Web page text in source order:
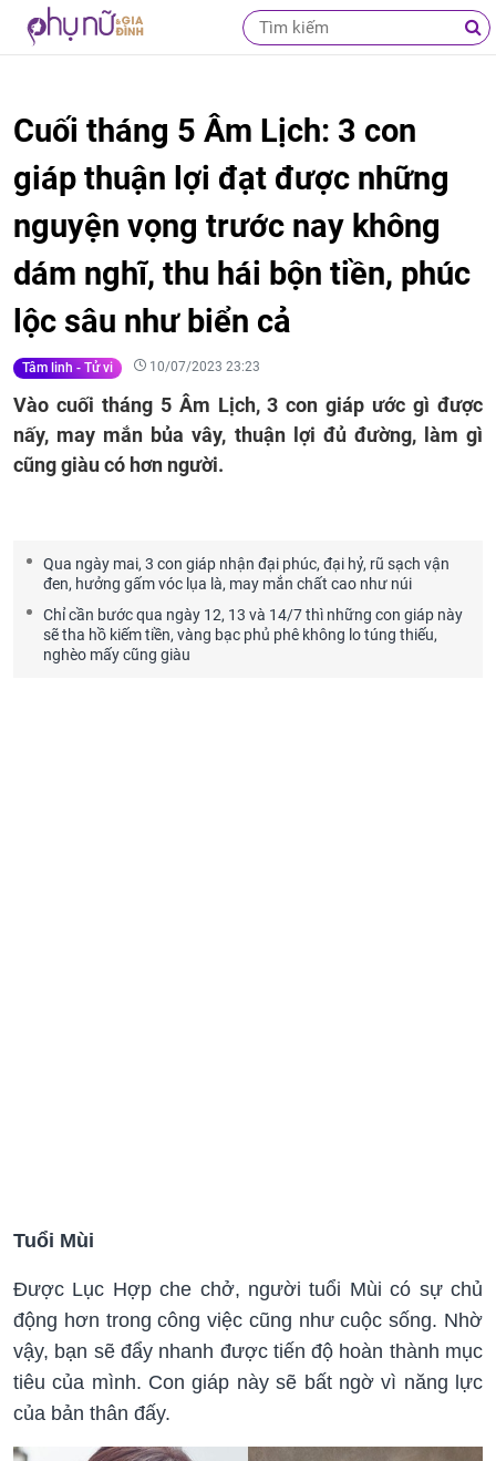
Cuối tháng 5 Âm Lịch: 3 con
giáp thuận lợi đạt được những
nguyện vọng trước nay không
dám nghĩ, thu hái bộn tiền, phúc
lộc sâu như biển cả
Tâm linh - Tử vi 10/07/2023 23:23
Vào cuối tháng 5 Âm Lịch, 3 con giáp ước gì được
nấy, may mắn bủa vây, thuận lợi đủ đường, làm gì
cũng giàu có hơn người.
Qua ngày mai, 3 con giáp nhận đại phúc, đại hỷ, rũ sạch vận
đen, hưởng gấm vóc lụa là, may mắn chất cao như núi
Chỉ cần bước qua ngày 12, 13 và 14/7 thì những con giáp này
sẽ tha hồ kiếm tiền, vàng bạc phủ phê không lo túng thiếu,
nghèo mấy cũng giàu
Tuổi Mùi
Được Lục Hợp che chở, người tuổi Mùi có sự chủ
động hơn trong công việc cũng như cuộc sống. Nhờ
vậy, bạn sẽ đẩy nhanh được tiến độ hoàn thành mục
tiêu của mình. Con giáp này sẽ bất ngờ vì năng lực
của bản thân đấy.